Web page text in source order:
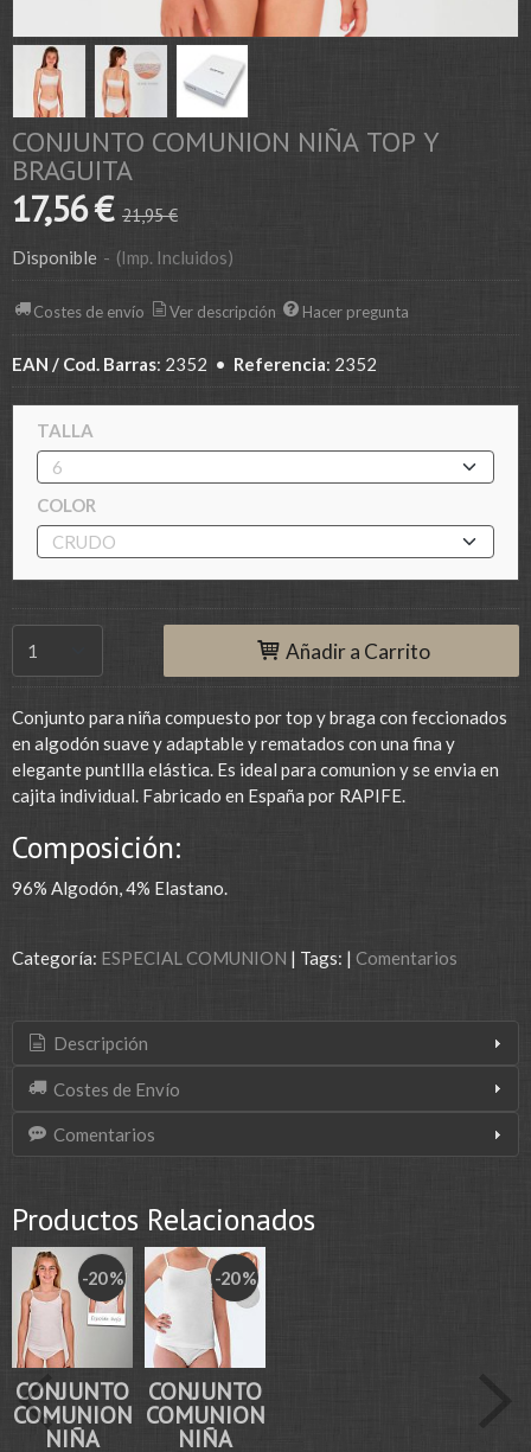
CONJUNTO COMUNION NIÑA TOP Y
BRAGUITA
17,56 € 21,95 €
Disponible - (Imp. Incluidos)
Costes de envío Ver descripción Hacer pregunta
EAN / Cod. Barras: 2352 • Referencia: 2352
TALLA
COLOR
Añadir a Carrito
Conjunto para niña compuesto por top y braga con feccionados
en algodón suave y adaptable y rematados con una fina y
elegante puntllla elástica. Es ideal para comunion y se envia en
cajita individual. Fabricado en España por RAPIFE.
Composición:
96% Algodón, 4% Elastano.
Categoría: ESPECIAL COMUNION | Tags: | Comentarios
Descripción
Costes de Envío
Comentarios
Productos Relacionados
-20 %
CONJUNTO
COMUNION
NIÑA
-20 %
CONJUNTO
COMUNION
NIÑA